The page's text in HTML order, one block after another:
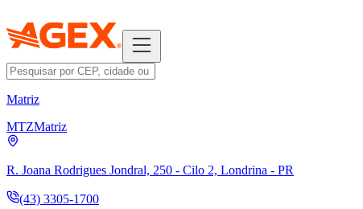
Matriz
MTZMatriz
R. Joana Rodrigues Jondral, 250 - Cilo 2, Londrina - PR
(43) 3305-1700